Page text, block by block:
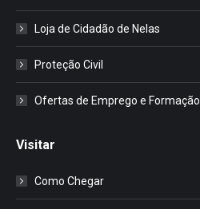
Loja de Cidadão de Nelas
Proteção Civil
Ofertas de Emprego e Formação
Visitar
Como Chegar